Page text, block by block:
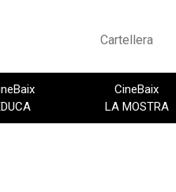
Cartellera
CineBaix
LA MOSTRA